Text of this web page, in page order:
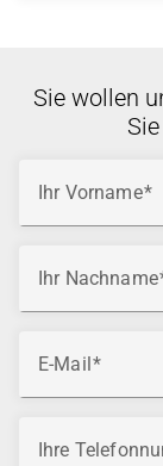
Sie wollen
Ihr Vorname
Ihr Nachname
E-Mail
Ihre